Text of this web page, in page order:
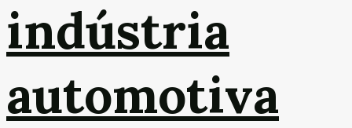
indústria
automotiva